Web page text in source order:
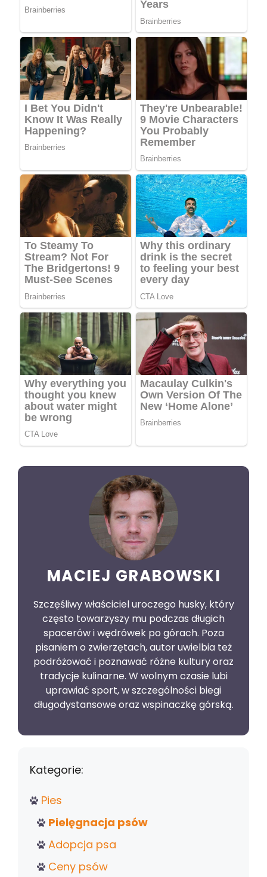
MACIEJ GRABOWSKI
Szczęśliwy właściciel uroczego husky, który
często towarzyszy mu podczas długich
spacerów i wędrówek po górach. Poza
pisaniem o zwierzętach, autor uwielbia też
podróżować i poznawać różne kultury oraz
tradycje kulinarne. W wolnym czasie lubi
uprawiać sport, w szczególności biegi
długodystansowe oraz wspinaczkę górską.
Kategorie:
Pies
Pielęgnacja psów
Adopcja psa
Ceny psów